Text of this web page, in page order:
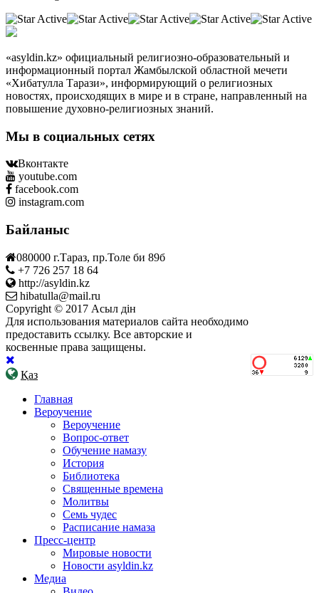
«asyldin.kz» официальный религиозно-образовательный и
информационный портал Жамбылской областной мечети
«Хибатулла Тарази», информирующий о религиозных
новостях, происходящих в мире и в стране, направленный на
повышение духовно-религиозных знаний.
Мы в социальных сетях
Вконтакте
youtube.com
facebook.com
instagram.com
Байланыс
080000 г.Тараз, пр.Толе би 89б
+7 726 257 18 64
http://asyldin.kz
hibatulla@mail.ru
Copyright © 2017 Асыл дін
Для использования материалов сайта необходимо
предоставить ссылку. Все авторские и
косвенные права защищены.
Қаз
Главная
Вероучение
Вероучение
Вопрос-ответ
Обучение намазу
История
Библиотека
Священные времена
Молитвы
Семь чудес
Расписание намаза
Пресс-центр
Мировые новости
Новости asyldin.kz
Медиа